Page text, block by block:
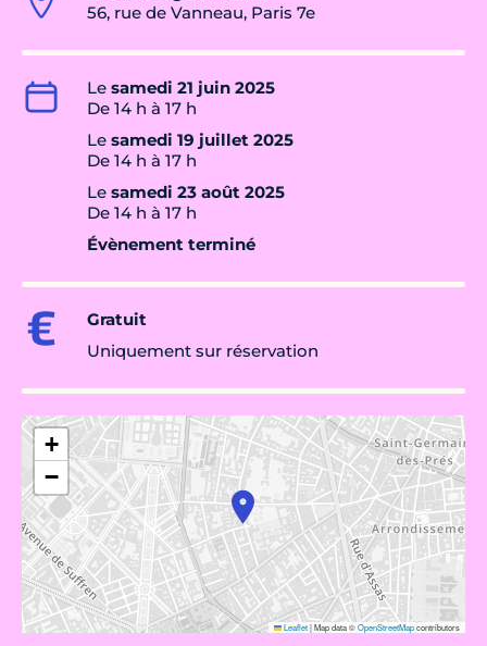
56, rue de Vanneau, Paris 7e
Le samedi 21 juin 2025
De 14 h à 17 h
Le samedi 19 juillet 2025
De 14 h à 17 h
Le samedi 23 août 2025
De 14 h à 17 h
Évènement terminé
Gratuit
Uniquement sur réservation
+
−
Leaflet|Map data ©OpenStreetMapcontributors